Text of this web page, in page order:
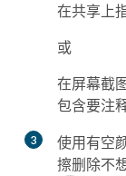
在共享上
或
在屏幕截
包含要注
3
使用有空
擦删除不